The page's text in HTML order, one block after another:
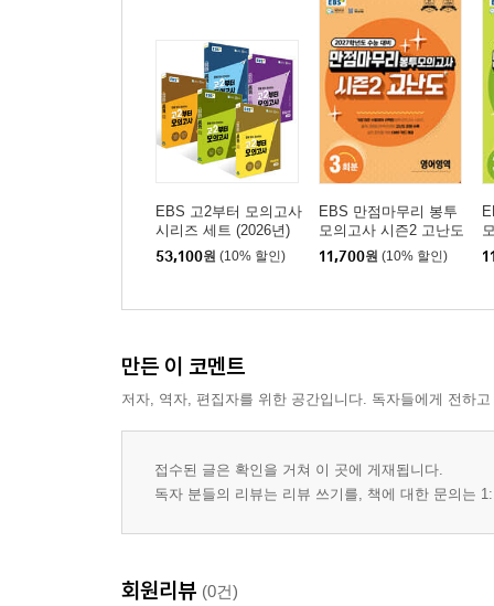
EBS 고2부터 모의고사
시리즈 세트 (2026년)
53,100원 (10% 할인)
EBS 만점마무리 봉투
모의고사 시즌2 고난도
영어영역 3회분 (2026
년)
11,700원 (10% 할인)
만든 이 코멘트
저자, 역자, 편집자를 위한 공간입니다. 독자들에게 전하
접수된 글은 확인을 거쳐 이 곳에 게재됩니다.
독자 분들의 리뷰는 리뷰 쓰기를, 책에 대한 문의는
회원리뷰 (0건)